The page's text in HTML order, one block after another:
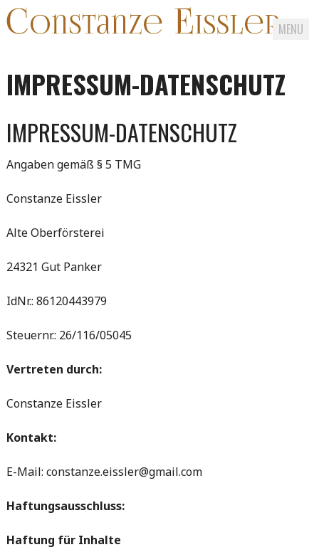
MENU
content
IMPRESSUM-DATENSCHUTZ
IMPRESSUM-DATENSCHUTZ
Angaben gemäß § 5 TMG
Constanze Eissler
Alte Oberförsterei
24321 Gut Panker
IdNr.: 86120443979
Steuernr.: 26/116/05045
Vertreten durch:
Constanze Eissler
Kontakt:
E-Mail: constanze.eissler@gmail.com
Haftungsausschluss:
Haftung für Inhalte